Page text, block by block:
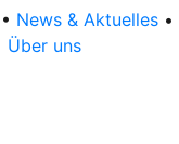
• News & Aktuelles•
Über uns